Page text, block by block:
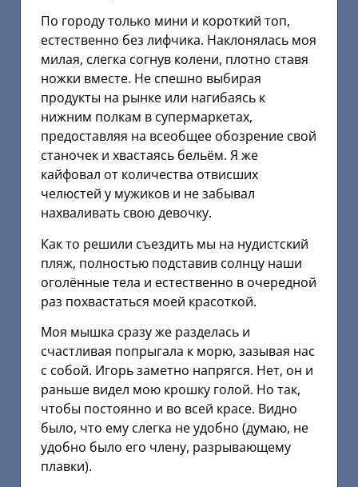
По городу только мини и короткий топ,
естественно без лифчика. Наклонялась моя
милая, слегка согнув колени, плотно ставя
ножки вместе. Не спешно выбирая
продукты на рынке или нагибаясь к
нижним полкам в супермаркетах,
предоставляя на всеобщее обозрение свой
станочек и хвастаясь бельём. Я же
кайфовал от количества отвисших
челюстей у мужиков и не забывал
нахваливать свою девочку.
Как то решили съездить мы на нудистский
пляж, полностью подставив солнцу наши
оголённые тела и естественно в очередной
раз похвастаться моей красоткой.
Моя мышка сразу же разделась и
счастливая попрыгала к морю, зазывая нас
с собой. Игорь заметно напрягся. Нет, он и
раньше видел мою крошку голой. Но так,
чтобы постоянно и во всей красе. Видно
было, что ему слегка не удобно (думаю, не
удобно было его члену, разрывающему
плавки).